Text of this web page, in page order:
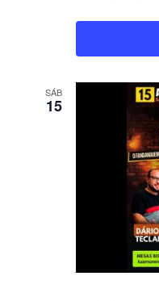
SÁB
15